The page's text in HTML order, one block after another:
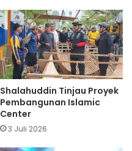
Shalahuddin Tinjau Proyek
Pembangunan Islamic
Center
3 Juli 2026